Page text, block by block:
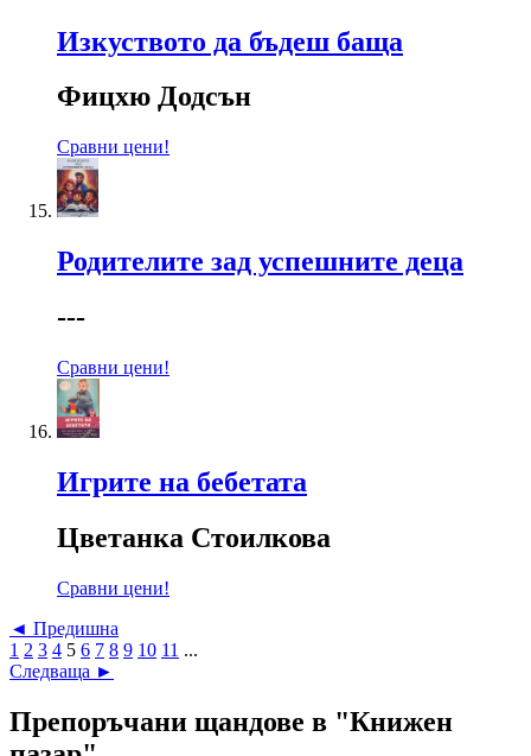
Изкуството да бъдеш баща
Фицхю Додсън
Сравни цени!
Родителите зад успешните деца
---
Сравни цени!
Игрите на бебетата
Цветанка Стоилкова
Сравни цени!
◄ Предишна
1 2 3 4 5 6 7 8 9 10 11 ...
Следваща ►
Препоръчани щандове в "Книжен